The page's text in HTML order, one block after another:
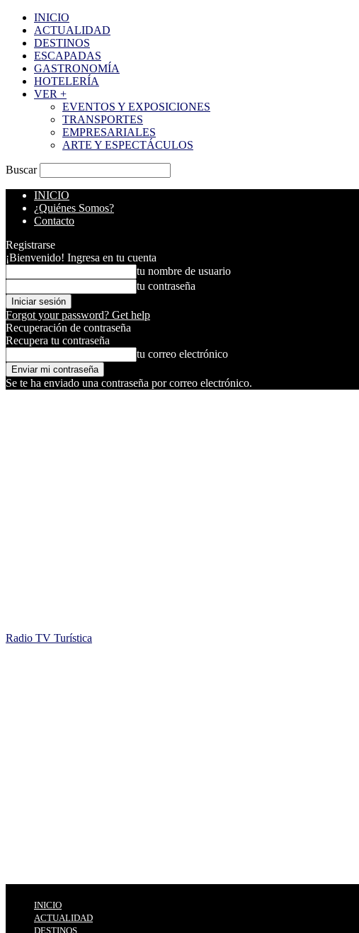
INICIO
ACTUALIDAD
DESTINOS
ESCAPADAS
GASTRONOMÍA
HOTELERÍA
VER +
EVENTOS Y EXPOSICIONES
TRANSPORTES
EMPRESARIALES
ARTE Y ESPECTÁCULOS
Buscar
INICIO
¿Quiénes Somos?
Contacto
Registrarse
¡Bienvenido! Ingresa en tu cuenta
tu nombre de usuario
tu contraseña
Forgot your password? Get help
Recuperación de contraseña
Recupera tu contraseña
tu correo electrónico
Se te ha enviado una contraseña por correo electrónico.
Radio TV Turística
INICIO
ACTUALIDAD
DESTINOS